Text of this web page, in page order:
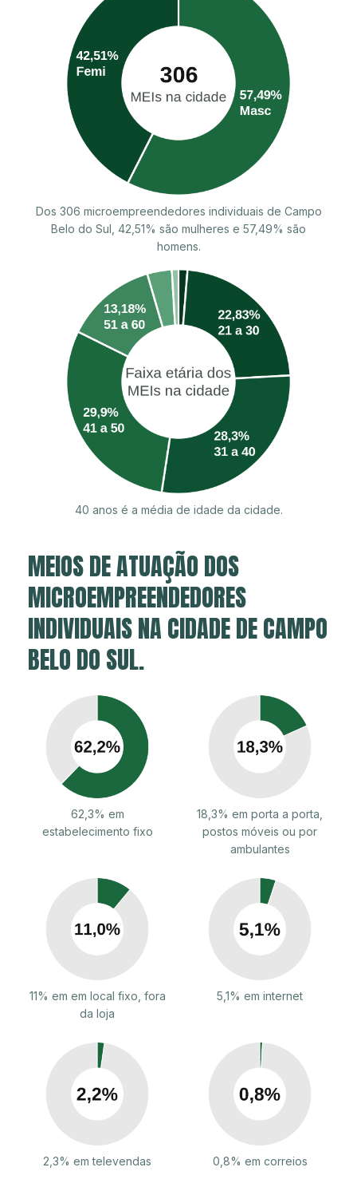
Dos 306 microempreendedores individuais de Campo
Belo do Sul, 42,51% são mulheres e 57,49% são
homens.
40 anos é a média de idade da cidade.
MEIOS DE ATUAÇÃO DOS
MICROEMPREENDEDORES
INDIVIDUAIS NA CIDADE DE CAMPO
BELO DO SUL.
62,3% em
estabelecimento fixo
18,3% em porta a porta,
postos móveis ou por
ambulantes
11% em em local fixo, fora
da loja
5,1% em internet
2,3% em televendas 0,8% em correios